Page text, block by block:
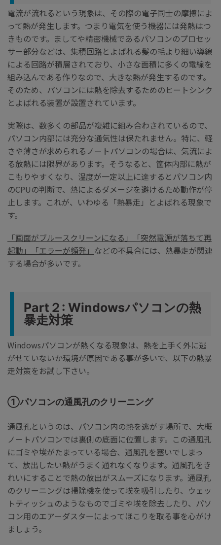
電流が流れるという現象は、その際の電子同士の摩擦によ
って熱が発生します。つまり電気を使う機器には発熱はつ
きものです。ましてや精密機械であるパソコンのプロセッ
サー部分などは、集積回路とよばれる髪の毛より細い導線
による回路が積層されており、小さな面積に多くの電線を
組み込んである作りなので、大きな熱が発生するのです。
そのため、パソコンには熱を除去するためのヒートシンク
とよばれる装置が設置されています。
実際は、数多くの部品が複雑に組み合わされているので、
パソコン内部には充分な通気性は保たれません。特に、軽
さや薄さが求められるノートパソコンの場合は、気流によ
る放熱には限界があります。そうなると、筐体内部に熱が
こもりやすくなり、温度が一定以上に達するとパソコン内
のCPUの判断で、熱によるダメージを避けるため動作が停
止します。これが、いわゆる「熱暴走」とよばれる現象で
す。
「画面がブルースクリーンになる」「突然電源が落ちて再
起動」「エラーが頻発」 などの不具合には、熱暴走が関連
する場合が多いです。
Part２: Windowsパソコンの熱
暴走対策
Windowsパソコンが熱くなる現象は、熱を上手く外に逃
がせていないか環境が原因である事が多いで、以下の熱暴
走対策をお試し下さい。
①パソコンの通風孔のクリーニング
通風孔というのは、パソコン内の熱を逃がす場所で、大概
ノートパソコンでは裏側の底面に位置します。この通風孔
にゴミや埃がたまっている場合、通風孔を塞いでしまっ
て、放出したい熱がうまく通れなくなります。通風孔をき
れいにすることで熱の放出がスムーズになります。通風孔
のクリーニングは掃除機を使って埃を吸引したり、ウェッ
トティッシュのようなものでゴミや埃を除去したり、パソ
コン用のエアーダスターによってほこりを取る事を心がけ
ましょう。